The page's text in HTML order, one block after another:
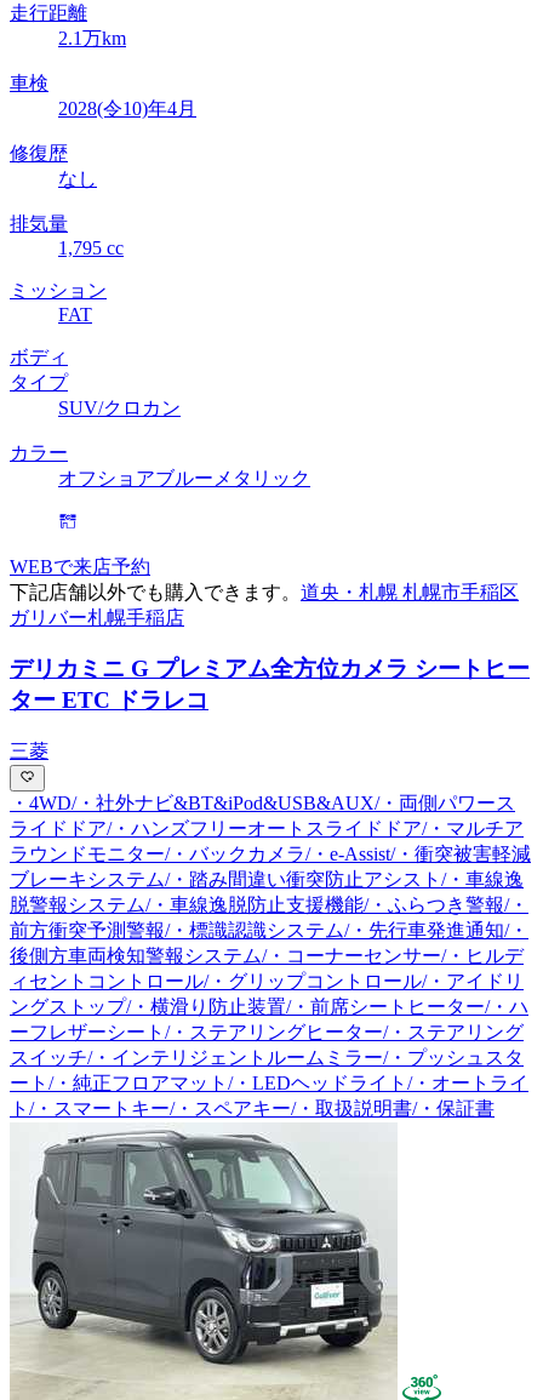
走行距離
2.1万km
車検
2028(令10)年4月
修復歴
なし
排気量
1,795 cc
ミッション
FAT
ボディ
タイプ
SUV/クロカン
カラー
オフショアブルーメタリック
WEBで来店予約
下記店舗以外でも購入できます。 道央・札幌 札幌市手稲区
ガリバー札幌手稲店
デリカミニ G プレミアム全方位カメラ シートヒー
ター ETC ドラレコ
三菱
・4WD/・社外ナビ&BT&iPod&USB&AUX/・両側パワース
ライドドア/・ハンズフリーオートスライドドア/・マルチア
ラウンドモニター/・バックカメラ/・e-Assist/・衝突被害軽減
ブレーキシステム/・踏み間違い衝突防止アシスト/・車線逸
脱警報システム/・車線逸脱防止支援機能/・ふらつき警報/・
前方衝突予測警報/・標識認識システム/・先行車発進通知/・
後側方車両検知警報システム/・コーナーセンサー/・ヒルデ
ィセントコントロール/・グリップコントロール/・アイドリ
ングストップ/・横滑り防止装置/・前席シートヒーター/・ハ
ーフレザーシート/・ステアリングヒーター/・ステアリング
スイッチ/・インテリジェントルームミラー/・プッシュスタ
ート/・純正フロアマット/・LEDヘッドライト/・オートライ
ト/・スマートキー/・スペアキー/・取扱説明書/・保証書